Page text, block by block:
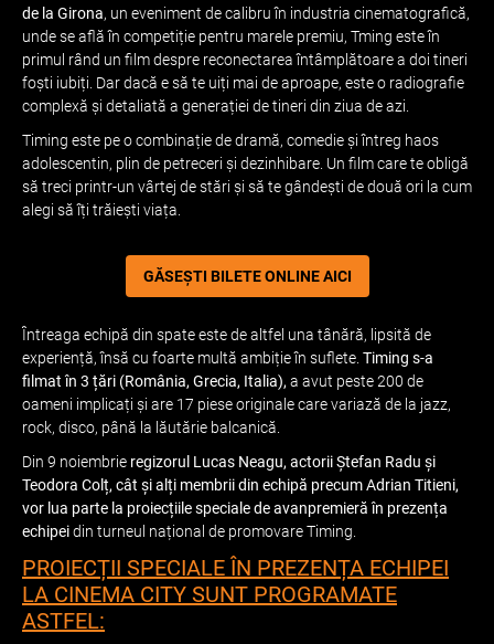
de la Girona, un eveniment de calibru în industria cinematografică,
unde se află în competiție pentru marele premiu, Tming este în
primul rând un film despre reconectarea întâmplătoare a doi tineri
foști iubiți. Dar dacă e să te uiți mai de aproape, este o radiografie
complexă și detaliată a generației de tineri din ziua de azi.
Timing este pe o combinație de dramă, comedie și întreg haos
adolescentin, plin de petreceri și dezinhibare. Un film care te obligă
să treci printr-un vârtej de stări și să te gândești de două ori la cum
alegi să îți trăiești viața.
GĂSEȘTI BILETE ONLINE AICI
Întreaga echipă din spate este de altfel una tânără, lipsită de
experiență, însă cu foarte multă ambiție în suflete. Timing s-a
filmat în 3 țări (România, Grecia, Italia), a avut peste 200 de
oameni implicați și are 17 piese originale care variază de la jazz,
rock, disco, până la lăutărie balcanică.
Din 9 noiembrie regizorul Lucas Neagu, actorii Ștefan Radu și
Teodora Colț, cât și alți membrii din echipă precum Adrian Titieni,
vor lua parte la proiecțiile speciale de avanpremieră în prezența
echipeidin turneul național de promovare Timing.
PROIECȚII SPECIALE ÎN PREZENȚA ECHIPEI
LA CINEMA CITY SUNT PROGRAMATE
ASTFEL: